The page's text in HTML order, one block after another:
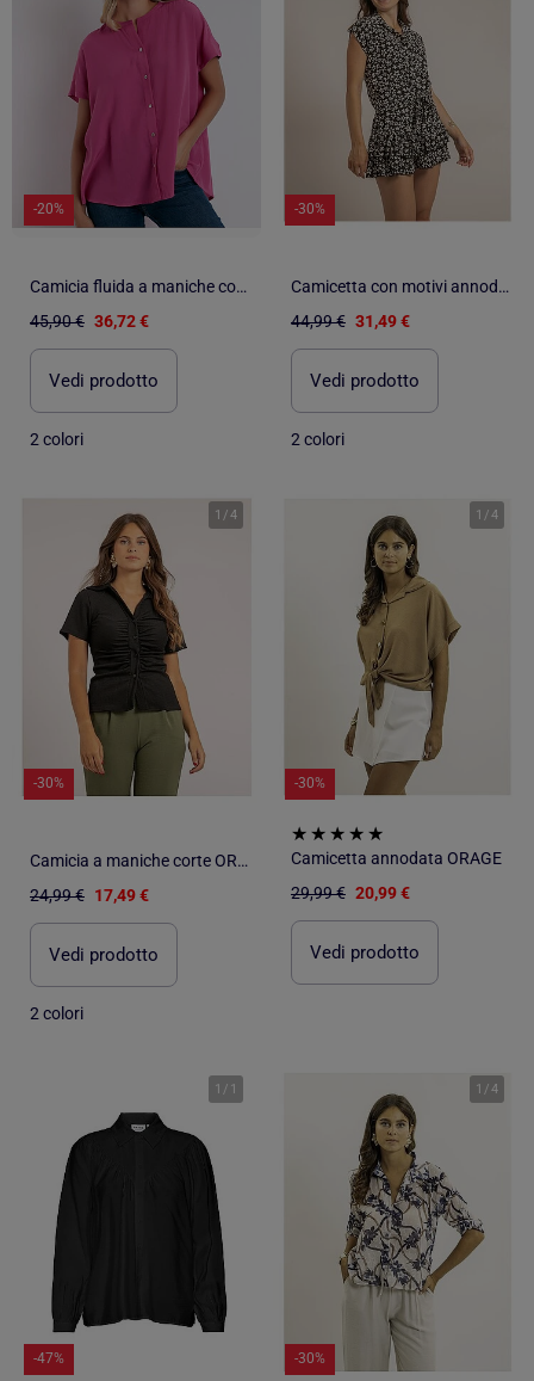
-20%
Camicia fluida a maniche corte da donna ADMAS
45,90 € 36,72 €
Vedi prodotto
2 colori
-30%
Camicetta con motivi annodata OLBA
44,99 € 31,49 €
Vedi prodotto
2 colori
1 /4
-30%
Camicia a maniche corte ORLA
24,99 € 17,49 €
Vedi prodotto
2 colori
1 /4
-30%
Camicetta annodata ORAGE
29,99 € 20,99 €
Vedi prodotto
1 / 1
-47%
1 /4
-30%